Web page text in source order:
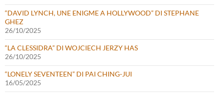
“DAVID LYNCH, UNE ENIGME A HOLLYWOOD” DI STEPHANE
GHEZ
26/10/2025
“LA CLESSIDRA” DI WOJCIECH JERZY HAS
26/10/2025
“LONELY SEVENTEEN” DI PAI CHING-JUI
16/05/2025